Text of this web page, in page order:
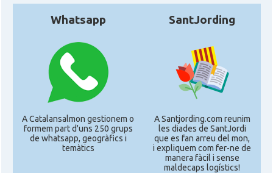
Whatsapp
A Catalansalmon gestionem o
formem part d'uns 250 grups
de whatsapp, geogràfics i
temàtics
SantJording
A Santjording.com reunim
les diades de SantJordi
que es fan arreu del mon,
i expliquem com fer-ne de
manera fàcil i sense
maldecaps logí­stics!